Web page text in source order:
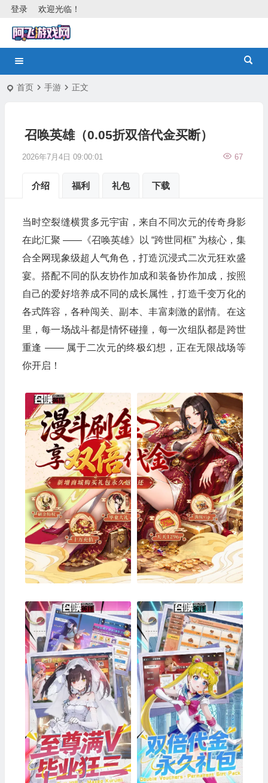
欢迎光临！
登录
首页 手游 正文
召唤英雄（0.05折双倍代金买断）
2026年7月4日 09:00:01 67
介绍 福利 礼包 下载
当时空裂缝横贯多元宇宙，来自不同次元的传奇身影
在此汇聚 ——《召唤英雄》以 “跨世同框” 为核心，集
合全网现象级超人气角色，打造沉浸式二次元狂欢盛
宴。搭配不同的队友协作加成和装备协作加成，按照
自己的爱好培养成不同的成长属性，打造千变万化的
各式阵容，各种闯关、副本、丰富刺激的剧情。在这
里，每一场战斗都是情怀碰撞，每一次组队都是跨世
重逢 —— 属于二次元的终极幻想，正在无限战场等
你开启！